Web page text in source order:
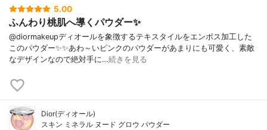
5.00
ふんわり桃肌へ導くパウダー✨
@diormakeupディオールを象徴するテキスタイルをエンボス加工した
このパウダー✨✨あわ～いピンクのパウダーがあまりにも可愛く、素敵
なデザインなので絶対手に…続きを見る
Dior(ディオール)
スキン ミネラル ヌード グロウ パウダー